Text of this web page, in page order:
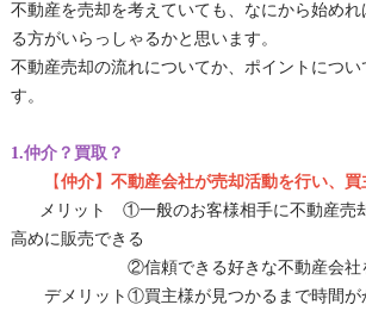
不動産を売却を考えていても、なにから始め
る方がいらっしゃるかと思います。
不動産売却の流れについてか、ポイントにつ
す。
1.仲介？買取？
【仲介】不動産会社が売却活動を行い、買
メリット ①一般のお客様相手に不動産売
高めに販売できる
②信頼できる好きな不動産会社を選
デメリット①買主様が見つかるまで時間が